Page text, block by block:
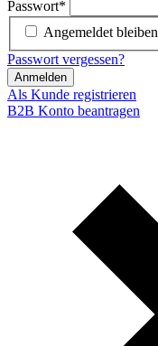
Passwort*
Angemeldet bleiben
Passwort vergessen?
Anmelden
Als Kunde registrieren
B2B Konto beantragen